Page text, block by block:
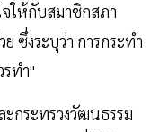
จให้กับสมาชิกสภา
งระบุว่า การกระทำ
ทำ"
กระทรวงวัฒนธรรม